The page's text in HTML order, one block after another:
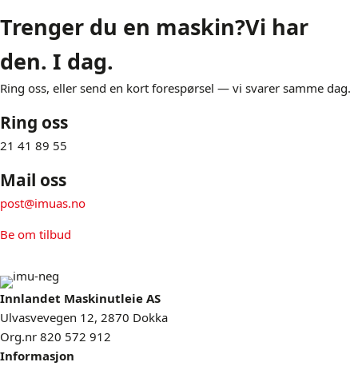
Trenger du en maskin?Vi har
den. I dag.
Ring oss, eller send en kort forespørsel — vi svarer samme dag.
Ring oss
21 41 89 55
Mail oss
post@imuas.no
Be om tilbud
Innlandet Maskinutleie AS
Ulvasvevegen 12, 2870 Dokka
Org.nr 820 572 912
Informasjon